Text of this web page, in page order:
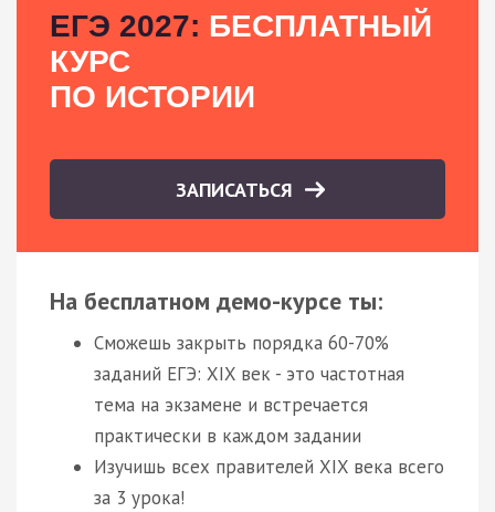
ЕГЭ 2027: БЕСПЛАТНЫЙ
КУРС
ПО ИСТОРИИ
ЗАПИСАТЬСЯ
На бесплатном демо-курсе ты:
Сможешь закрыть порядка 60-70%
заданий ЕГЭ: XIX век - это частотная
тема на экзамене и встречается
практически в каждом задании
Изучишь всех правителей XIX века всего
за 3 урока!